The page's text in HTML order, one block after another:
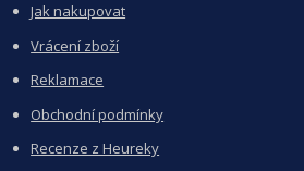
Jak nakupovat
Vrácení zboží
Reklamace
Obchodní podmínky
Recenze z Heureky